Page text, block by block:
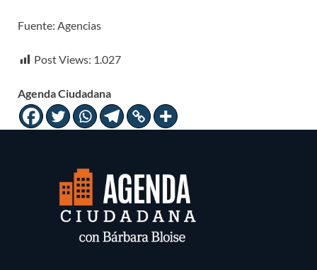
Fuente: Agencias
Post Views: 1.027
Agenda Ciudadana